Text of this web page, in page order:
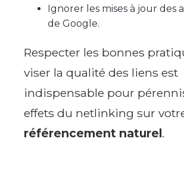
Ignorer les mises à jour des
de Google.
Respecter les bonnes
viser la qualité des liens est
indispensable pour
effets du netlinking sur
référencement naturel.